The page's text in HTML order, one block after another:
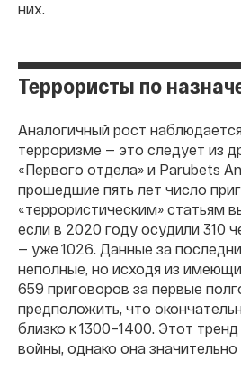
них.
Террористы по
Аналогичный рост
терроризме — это следует из
«Первого отдела» и Parubets
прошедшие пять лет число
«террористическим» статьям
если в 2020 году осудили 310
— уже 1026. Данные за
неполные, но исходя из
659 приговоров за первые
предположить, что
близко к 1300–1400. Этот
войны, однако она значительно